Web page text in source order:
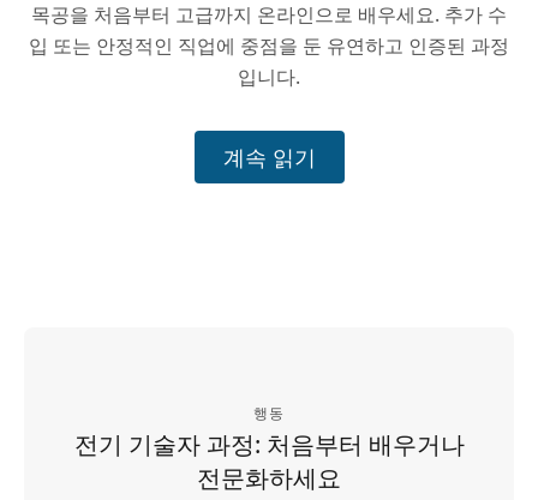
목공을 처음부터 고급까지 온라인으로 배우세요. 추가 수
입 또는 안정적인 직업에 중점을 둔 유연하고 인증된 과정
입니다.
계속 읽기
행동
전기 기술자 과정: 처음부터 배우거나
전문화하세요